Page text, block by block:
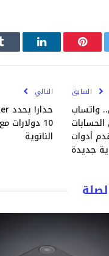
بينتيريستلينكدإن
السابق
واتساب
أدوات
جديدة
التالي
10
النانوية